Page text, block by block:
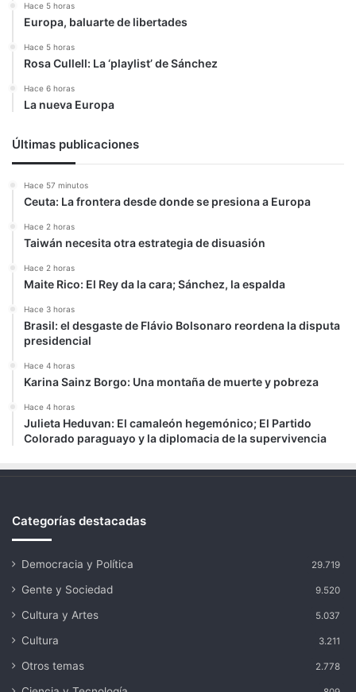
Hace 5 horas
Europa, baluarte de libertades
Hace 5 horas
Rosa Cullell: La ‘playlist’ de Sánchez
Hace 6 horas
La nueva Europa
Últimas publicaciones
Hace 57 minutos
Ceuta: La frontera desde donde se presiona a Europa
Hace 2 horas
Taiwán necesita otra estrategia de disuasión
Hace 2 horas
Maite Rico: El Rey da la cara; Sánchez, la espalda
Hace 3 horas
Brasil: el desgaste de Flávio Bolsonaro reordena la disputa
presidencial
Hace 4 horas
Karina Sainz Borgo: Una montaña de muerte y pobreza
Hace 4 horas
Julieta Heduvan: El camaleón hegemónico; El Partido
Colorado paraguayo y la diplomacia de la supervivencia
Categorías destacadas
Democracia y Política 29.719
Gente y Sociedad 9.520
Cultura y Artes 5.037
Cultura 3.211
Otros temas 2.778